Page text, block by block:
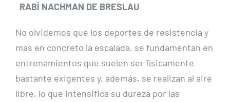
RABÍ NACHMAN DE BRESLAU
No olvidemos que los deportes de resistencia y
mas en concreto la escalada, se fundamentan en
entrenamientos que suelen ser físicamente
bastante exigentes y, además, se realizan al aire
libre, lo que intensifica su dureza por las